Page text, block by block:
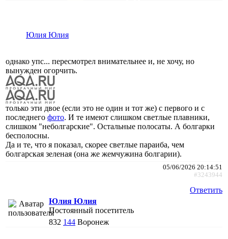
Юлия Юлия
однако упс... пересмотрел внимательнее и, не хочу, но
вынужден огорчить.
только эти двое (если это не один и тот же) с первого и с
последнего фото. И те имеют слишком светлые плавники,
слишком "неболгарские". Остальные полосаты. А болгарки
бесполосны.
Да и те, что я показал, скорее светлые параиба, чем
болгарская зеленая (она же жемчужина болгарии).
05/06/2026 20:14:51
#3243944
Ответить
Юлия Юлия
Постоянный посетитель
832 144 Воронеж